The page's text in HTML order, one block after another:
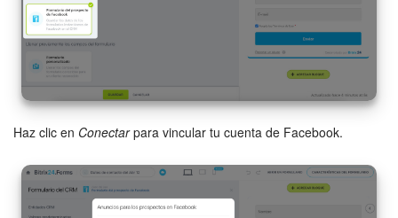
Haz clic en Conectarpara vincular tu cuenta de Facebook.